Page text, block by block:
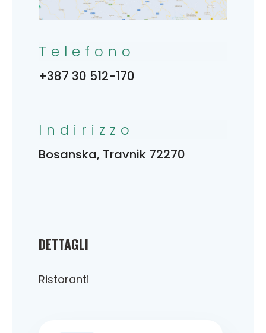
DETTAGLI
Ristoranti
Telefono
+387 30 512-170
Indirizzo
Bosanska, Travnik 72270